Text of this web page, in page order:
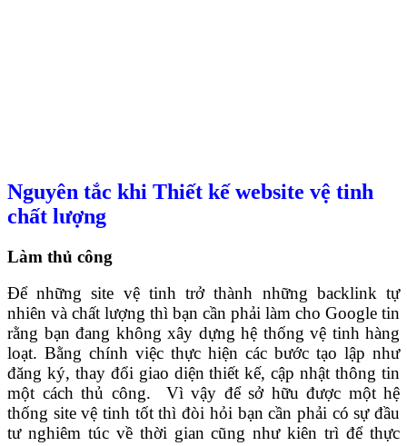
Nguyên tắc khi Thiết kế website vệ tinh
chất lượng
Làm thủ công
Để những site vệ tinh trở thành những backlink tự
nhiên và chất lượng thì bạn cần phải làm cho Google tin
rằng bạn đang không xây dựng hệ thống vệ tinh hàng
loạt. Bằng chính việc thực hiện các bước tạo lập như
đăng ký, thay đổi giao diện thiết kế, cập nhật thông tin
một cách thủ công. Vì vậy để sở hữu được một hệ
thống site vệ tinh tốt thì đòi hỏi bạn cần phải có sự đầu
tư nghiêm túc về thời gian cũng như kiên trì để thực